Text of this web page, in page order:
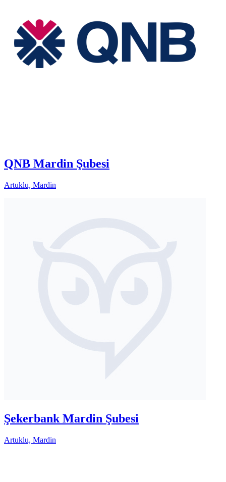
QNB Mardin Şubesi
Artuklu, Mardin
Şekerbank Mardin Şubesi
Artuklu, Mardin